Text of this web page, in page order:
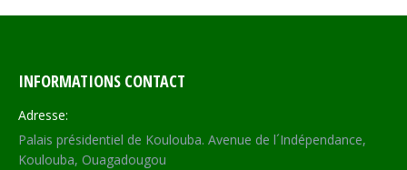
INFORMATIONS CONTACT
Adresse:
Palais présidentiel de Koulouba. Avenue de l´Indépendance,
Koulouba, Ouagadougou